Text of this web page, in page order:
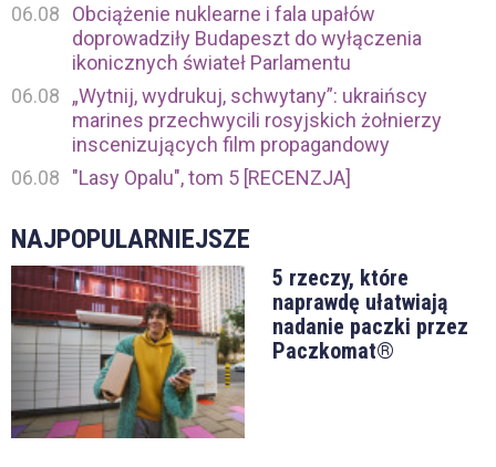
06.08
Obciążenie nuklearne i fala upałów
doprowadziły Budapeszt do wyłączenia
ikonicznych świateł Parlamentu
06.08
„Wytnij, wydrukuj, schwytany”: ukraińscy
marines przechwycili rosyjskich żołnierzy
inscenizujących film propagandowy
06.08
"Lasy Opalu", tom 5 [RECENZJA]
NAJPOPULARNIEJSZE
5 rzeczy, które
naprawdę ułatwiają
nadanie paczki przez
Paczkomat®